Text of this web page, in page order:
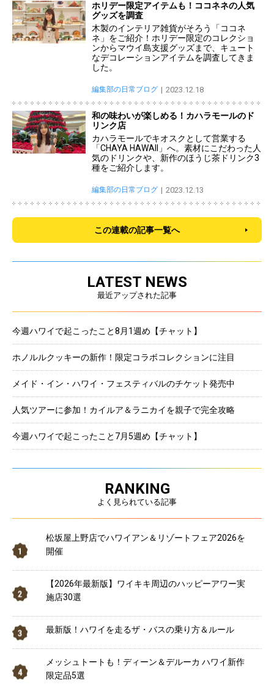
ホリデー限定アイテムも！ココネネの人気
グッズを調査
木製のインテリア雑貨がそろう「ココネ
ネ」をご紹介！ホリデー限定のコレクショ
ンからマウイ島支援グッズまで、キュート
なデコレーションアイテムを調査してきま
した。
編集部の日常ブログ 2023.12.18
和の味わいが楽しめる！カハラモールのド
リンク店
カハラモールでキオスクとして営業する
「CHAYA HAWAII」へ。素材にこだわった人
気のドリンクや、新作のほうじ茶ドリンク3
種をご紹介します。
編集部の日常ブログ 2023.12.13
この連載の記事一覧へ
LATEST NEWS
最近アップされた記事
今週ハワイで起こったこと8月1週め【チャット】
ホノルルクッキーの新作！限定コラボコレクションに注目
メイド・イン・ハワイ・フェスティバルのチケット発売中
人気ツアーに参加！カイルア＆ラニカイを親子で完全攻略
今週ハワイで起こったこと7月5週め【チャット】
RANKING
よく見られている記事
松坂屋上野店でハワイアン＆リゾートフェア2026を
開催
【2026年最新版】ワイキキ周辺のハッピーアワー実
施店30選
最新版！ハワイを走るザ・バスの乗り方＆ルール
メッシュトートも！ディーン＆デルーカ ハワイ新作
限定品5選